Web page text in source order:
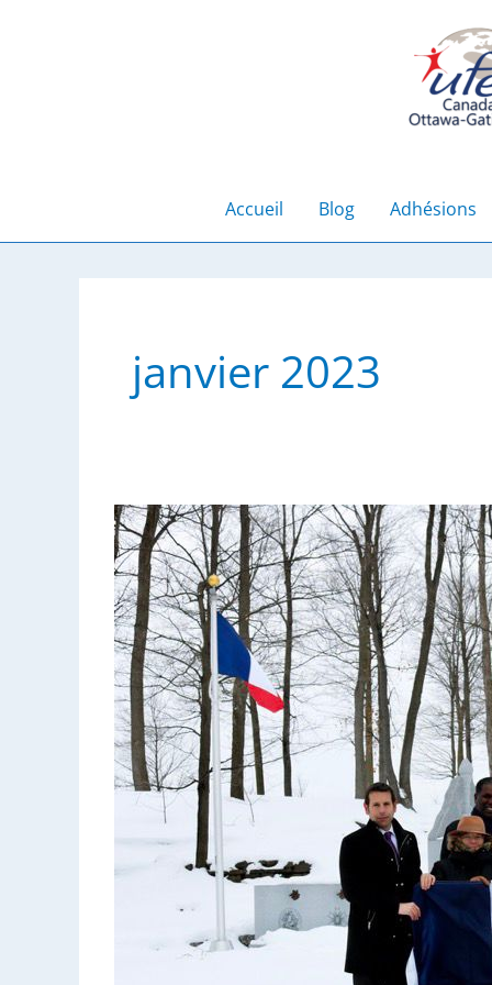
Accueil Blog Adhésions
janvier 2023